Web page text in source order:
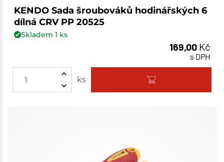
KENDO Sada šroubováků hodinářských 6
dílná CRV PP 20525
Skladem 1 ks
169,00 Kč
s DPH
ks